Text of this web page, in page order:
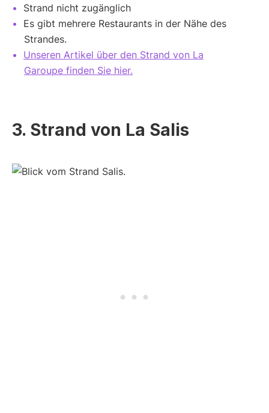
Strand nicht zugänglich
Es gibt mehrere Restaurants in der Nähe des
Strandes.
Unseren Artikel über den Strand von La
Garoupe finden Sie hier.
3. Strand von La Salis